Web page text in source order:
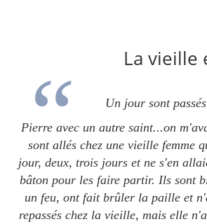
La vieille
Un jour sont
Pierre avec un autre saint...on
sont allés chez une vieille femme
jour, deux, trois jours et ne s'en
bâton pour les faire partir. Ils sont
un feu, ont fait brûler la paille et
repassés chez la vieille, mais elle